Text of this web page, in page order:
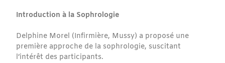
Introduction à la Sophrologie
Delphine Morel (Infirmière, Mussy) a proposé une
première approche de la sophrologie, suscitant
l’intérêt des participants.